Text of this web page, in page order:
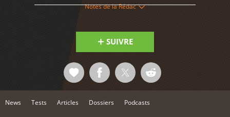
Notes de la Rédac
SUIVRE
News Tests Articles Dossiers Podcasts